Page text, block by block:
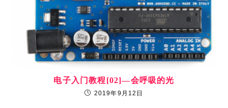
电子入门教程[02]—会呼吸的光
2019年9月12日